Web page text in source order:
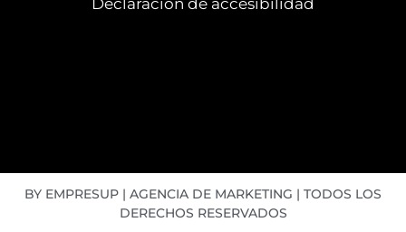
BY EMPRESUP | AGENCIA DE MARKETING | TODOS LOS
DERECHOS RESERVADOS